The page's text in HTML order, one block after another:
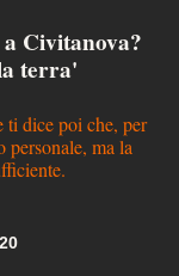
Civitanova?
terra'
ti dice poi che, per
personale, ma la